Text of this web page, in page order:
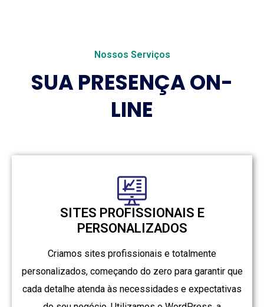
Nossos Serviços
SUA PRESENÇA ON-
LINE
SITES PROFISSIONAIS E
PERSONALIZADOS
Criamos sites profissionais e totalmente
personalizados, começando do zero para garantir que
cada detalhe atenda às necessidades e expectativas